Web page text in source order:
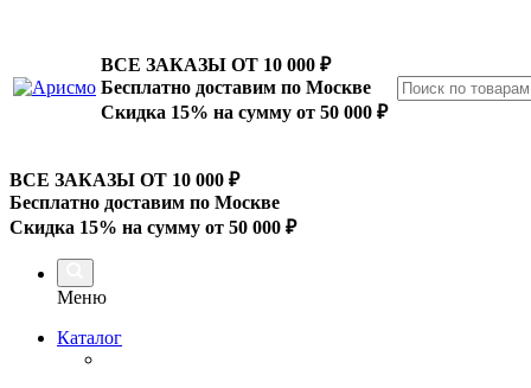
ВСЕ ЗАКАЗЫ ОТ 10 000 ₽
Бесплатно доставим по Москве
Скидка 15% на сумму от 50 000 ₽
ВСЕ ЗАКАЗЫ ОТ 10 000 ₽
Бесплатно доставим по Москве
Скидка 15% на сумму от 50 000 ₽
Меню
Каталог